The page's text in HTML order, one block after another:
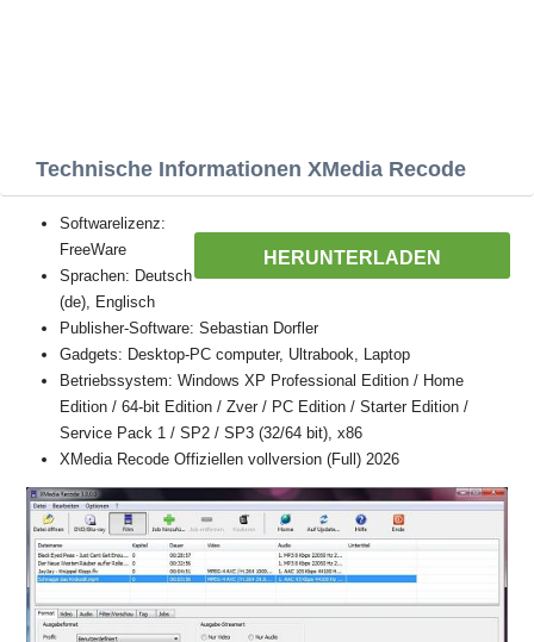
Technische Informationen XMedia Recode
HERUNTERLADEN
Softwarelizenz:
FreeWare
Sprachen: Deutsch
(de), Englisch
Publisher-Software: Sebastian Dorfler
Gadgets: Desktop-PC computer, Ultrabook, Laptop
Betriebssystem: Windows XP Professional Edition / Home
Edition / 64-bit Edition / Zver / PC Edition / Starter Edition /
Service Pack 1 / SP2 / SP3 (32/64 bit), x86
XMedia Recode Offiziellen vollversion (Full) 2026